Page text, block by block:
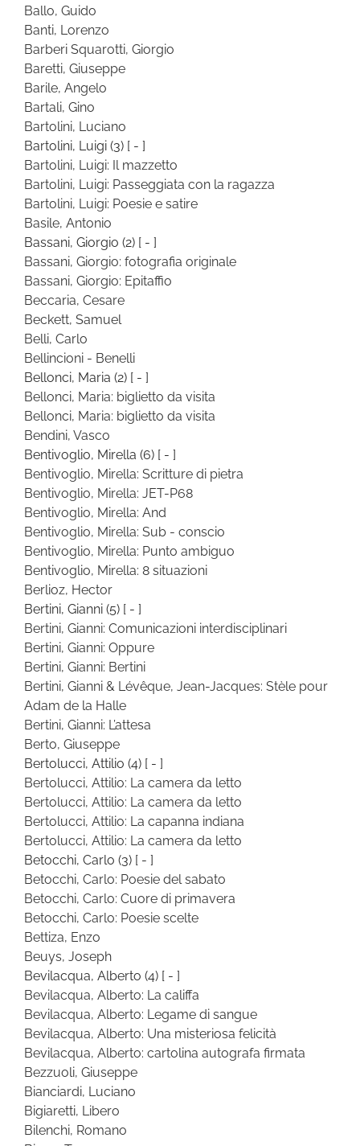
Ballo, Guido
Banti, Lorenzo
Barberi Squarotti, Giorgio
Baretti, Giuseppe
Barile, Angelo
Bartali, Gino
Bartolini, Luciano
Bartolini, Luigi (3) [ - ]
Bartolini, Luigi: Il mazzetto
Bartolini, Luigi: Passeggiata con la ragazza
Bartolini, Luigi: Poesie e satire
Basile, Antonio
Bassani, Giorgio (2) [ - ]
Bassani, Giorgio: fotografia originale
Bassani, Giorgio: Epitaffio
Beccaria, Cesare
Beckett, Samuel
Belli, Carlo
Bellincioni - Benelli
Bellonci, Maria (2) [ - ]
Bellonci, Maria: biglietto da visita
Bellonci, Maria: biglietto da visita
Bendini, Vasco
Bentivoglio, Mirella (6) [ - ]
Bentivoglio, Mirella: Scritture di pietra
Bentivoglio, Mirella: JET-P68
Bentivoglio, Mirella: And
Bentivoglio, Mirella: Sub - conscio
Bentivoglio, Mirella: Punto ambiguo
Bentivoglio, Mirella: 8 situazioni
Berlioz, Hector
Bertini, Gianni (5) [ - ]
Bertini, Gianni: Comunicazioni interdisciplinari
Bertini, Gianni: Oppure
Bertini, Gianni: Bertini
Bertini, Gianni & Lévêque, Jean-Jacques: Stèle pour
Adam de la Halle
Bertini, Gianni: L’attesa
Berto, Giuseppe
Bertolucci, Attilio (4) [ - ]
Bertolucci, Attilio: La camera da letto
Bertolucci, Attilio: La camera da letto
Bertolucci, Attilio: La capanna indiana
Bertolucci, Attilio: La camera da letto
Betocchi, Carlo (3) [ - ]
Betocchi, Carlo: Poesie del sabato
Betocchi, Carlo: Cuore di primavera
Betocchi, Carlo: Poesie scelte
Bettiza, Enzo
Beuys, Joseph
Bevilacqua, Alberto (4) [ - ]
Bevilacqua, Alberto: La califfa
Bevilacqua, Alberto: Legame di sangue
Bevilacqua, Alberto: Una misteriosa felicità
Bevilacqua, Alberto: cartolina autografa firmata
Bezzuoli, Giuseppe
Bianciardi, Luciano
Bigiaretti, Libero
Bilenchi, Romano